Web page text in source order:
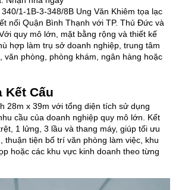
340/1-1B-3-348/8B Ung Văn Khiêm tọa lạc
nối Quận Bình Thạnh với TP. Thủ Đức và
quy mô lớn, mặt bằng rộng và thiết kế
hợp làm trụ sở doanh nghiệp, trung tâm
văn phòng, phòng khám, ngân hàng hoặc
Kết Cấu
28m x 39m với tổng diện tích sử dụng
cầu của doanh nghiệp quy mô lớn. Kết
1 lửng, 3 lầu và thang máy, giúp tối ưu
thuận tiện bố trí văn phòng làm việc, khu
hoặc các khu vực kinh doanh theo từng